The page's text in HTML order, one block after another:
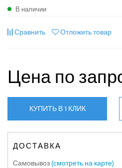
В наличии
Сравнить Отложить товар
Цена по
КУПИТЬ В 1 КЛИК
ДОСТАВКА
Самовывоз(смотреть на карте)